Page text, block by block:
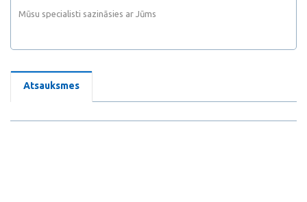
Mūsu specialisti sazināsies ar Jūms
Atsauksmes